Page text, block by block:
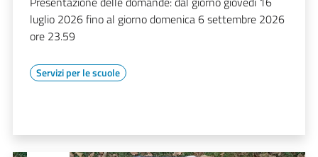
luglio 2026 fino al giorno domenica 6 settembre 2026
ore 23.59
Servizi per le scuole